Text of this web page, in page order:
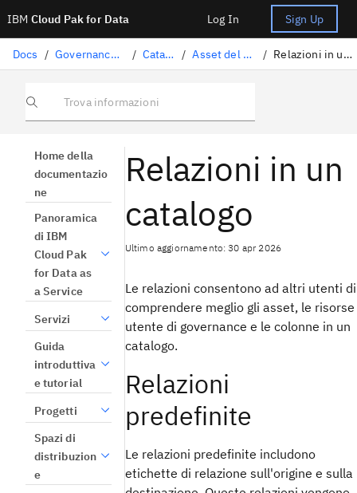
IBM Cloud Pak for Data Log In Sign Up
Docs / Governance dei dati / Cataloghi / Asset del catalogo / Relazioni in un catalogo
Trova informazioni
Home della
documentazio
ne
Panoramica
di IBM
Cloud Pak
for Data as
a Service
Servizi
Guida
introduttiva
e tutorial
Progetti
Spazi di
distribuzion
e
Relazioni in un
catalogo
Ultimo aggiornamento: 30 apr 2026
Le relazioni consentono ad altri utenti di
comprendere meglio gli asset, le risorse
utente di governance e le colonne in un
catalogo.
Relazioni
predefinite
Le relazioni predefinite includono
etichette di relazione sull'origine e sulla